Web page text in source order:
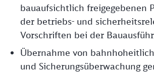
bauaufsichtlich freigegebenen
der betriebs- und
Vorschriften bei der
Übernahme von
und Sicherungsüberwachung